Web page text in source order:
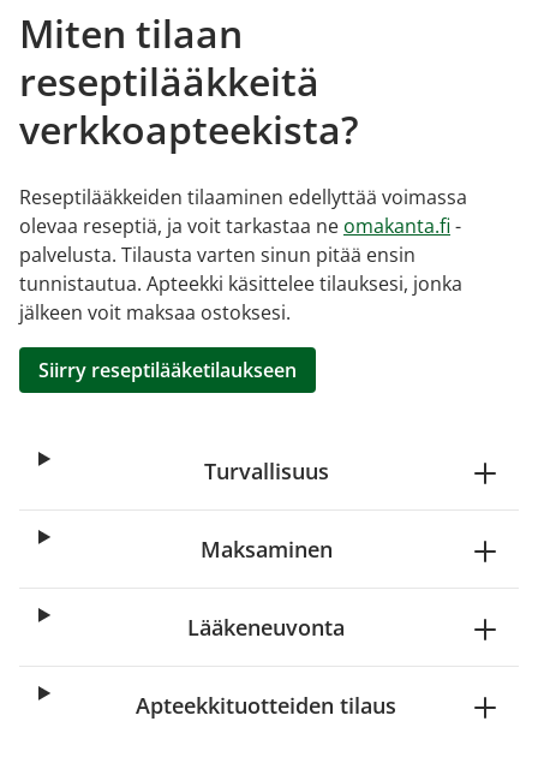
Miten tilaan
reseptilääkkeitä
verkkoapteekista?
Reseptilääkkeiden tilaaminen edellyttää voimassa
olevaa reseptiä, ja voit tarkastaa ne omakanta.fi -
palvelusta. Tilausta varten sinun pitää ensin
tunnistautua. Apteekki käsittelee tilauksesi, jonka
jälkeen voit maksaa ostoksesi.
Siirry reseptilääketilaukseen
Turvallisuus
Maksaminen
Lääkeneuvonta
Apteekkituotteiden tilaus